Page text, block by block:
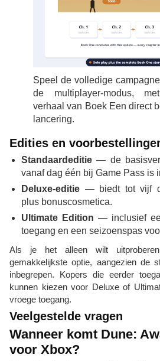
Speel de volledige
de multiplayer-modus,
verhaal van Boek Een direct
lancering.
Edities en
Standaardeditie — de
vanaf dag één bij Game Pass is
Deluxe-editie — biedt tot vijf
plus bonuscosmetica.
Ultimate Edition — inclusief
toegang en een seizoenspas
Als je het alleen wilt
gemakkelijkste optie, aangezien de
inbegrepen. Kopers die eerder
kunnen kiezen voor Deluxe of
vroege toegang.
Veelgestelde vragen
Wanneer komt Dune:
voor Xbox?